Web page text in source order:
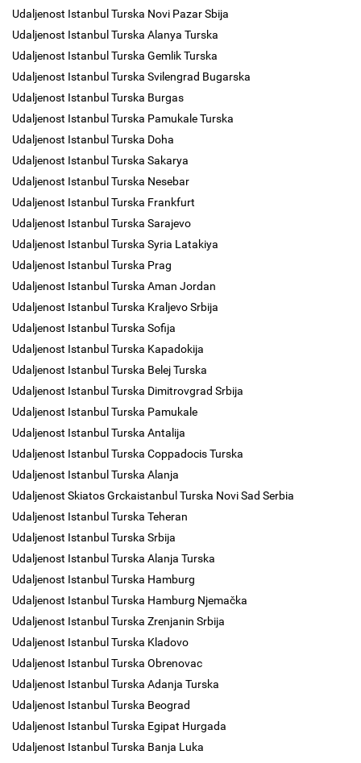
Udaljenost Istanbul Turska Novi Pazar Sbija
Udaljenost Istanbul Turska Alanya Turska
Udaljenost Istanbul Turska Gemlik Turska
Udaljenost Istanbul Turska Svilengrad Bugarska
Udaljenost Istanbul Turska Burgas
Udaljenost Istanbul Turska Pamukale Turska
Udaljenost Istanbul Turska Doha
Udaljenost Istanbul Turska Sakarya
Udaljenost Istanbul Turska Nesebar
Udaljenost Istanbul Turska Frankfurt
Udaljenost Istanbul Turska Sarajevo
Udaljenost Istanbul Turska Syria Latakiya
Udaljenost Istanbul Turska Prag
Udaljenost Istanbul Turska Aman Jordan
Udaljenost Istanbul Turska Kraljevo Srbija
Udaljenost Istanbul Turska Sofija
Udaljenost Istanbul Turska Kapadokija
Udaljenost Istanbul Turska Belej Turska
Udaljenost Istanbul Turska Dimitrovgrad Srbija
Udaljenost Istanbul Turska Pamukale
Udaljenost Istanbul Turska Antalija
Udaljenost Istanbul Turska Coppadocis Turska
Udaljenost Istanbul Turska Alanja
Udaljenost Skiatos Grckaistanbul Turska Novi Sad Serbia
Udaljenost Istanbul Turska Teheran
Udaljenost Istanbul Turska Srbija
Udaljenost Istanbul Turska Alanja Turska
Udaljenost Istanbul Turska Hamburg
Udaljenost Istanbul Turska Hamburg Njemačka
Udaljenost Istanbul Turska Zrenjanin Srbija
Udaljenost Istanbul Turska Kladovo
Udaljenost Istanbul Turska Obrenovac
Udaljenost Istanbul Turska Adanja Turska
Udaljenost Istanbul Turska Beograd
Udaljenost Istanbul Turska Egipat Hurgada
Udaljenost Istanbul Turska Banja Luka